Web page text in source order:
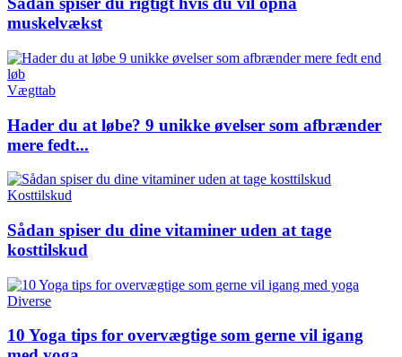
muskelvækst
Vægttab
Hader du at løbe? 9 unikke øvelser som afbrænder
mere fedt...
Kosttilskud
Sådan spiser du dine vitaminer uden at tage
kosttilskud
Diverse
10 Yoga tips for overvægtige som gerne vil igang